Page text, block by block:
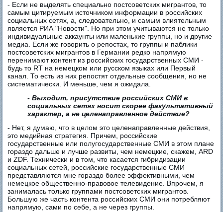
- Если не выделять специально постсоветских мигрантов, то
самым цитируемым источником информации в российских
социальных сетях, а, следовательно, и самым влиятельным
является РИА "Новости". Но при этом учитываются не только
индивидуальные аккаунты или маленькие группы, но и другие
медиа. Если же говорить о репостах, то группы и паблики
постсоветских мигрантов в Германии редко напрямую
перенимают контент из российских государственных СМИ -
будь то RT на немецком или русском языках или Первый
канал. То есть из них репостят отдельные сообщения, но не
систематически. И меньше, чем я ожидала.
- Выходит, присутствие российских СМИ в
социальных сетях носит скорее факультативный
характер, а не целенаправленное действие?
- Нет, я думаю, что в целом это целенаправленные действия,
это медийная стратегия. Причем, российские
государственные или полугосударственные СМИ в этом плане
гораздо дальше и лучше развиты, чем немецкие, скажем, ARD
и ZDF. Технически и в том, что касается гибридизации
социальных сетей, российские государственные СМИ
представляются мне гораздо более эффективными, чем
немецкое общественно-правовое телевидение. Впрочем, я
занималась только группами постсоветских мигрантов.
Большую же часть контента российских СМИ они потребляют
напрямую, сами по себе, а не через группы.